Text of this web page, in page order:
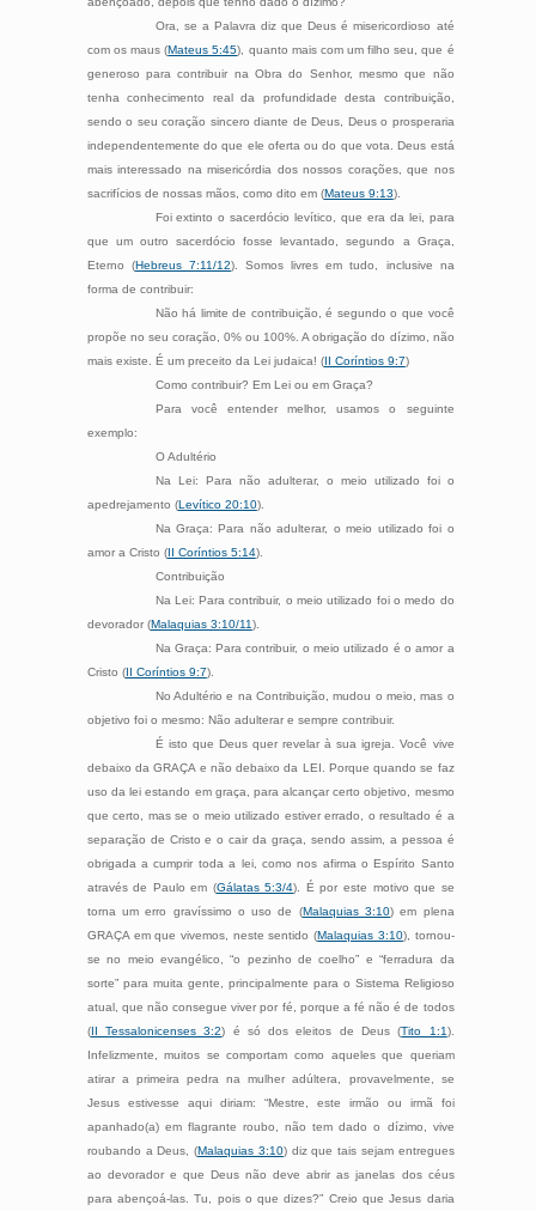
Ora, se a Palavra diz que Deus é misericordioso até
com os maus (Mateus 5:45), quanto mais com um filho seu, que é
generoso para contribuir na Obra do Senhor, mesmo que não
tenha conhecimento real da profundidade desta contribuição,
sendo o seu coração sincero diante de Deus, Deus o prosperaria
independentemente do que ele oferta ou do que vota. Deus está
mais interessado na misericórdia dos nossos corações, que nos
sacrifícios de nossas mãos, como dito em (Mateus 9:13).
Foi extinto o sacerdócio levítico, que era da lei, para
que um outro sacerdócio fosse levantado, segundo a Graça,
Eterno (Hebreus 7:11/12). Somos livres em tudo, inclusive na
forma de contribuir:
Não há limite de contribuição, é segundo o que você
propõe no seu coração, 0% ou 100%. A obrigação do dízimo, não
mais existe. É um preceito da Lei judaica! (II Coríntios 9:7)
Como contribuir? Em Lei ou em Graça?
Para você entender melhor, usamos o seguinte
exemplo:
O Adultério
Na Lei: Para não adulterar, o meio utilizado foi o
apedrejamento (Levítico 20:10).
Na Graça: Para não adulterar, o meio utilizado foi o
amor a Cristo (II Coríntios 5:14).
Contribuição
Na Lei: Para contribuir, o meio utilizado foi o medo do
devorador (Malaquias 3:10/11).
Na Graça: Para contribuir, o meio utilizado é o amor a
Cristo (II Coríntios 9:7).
No Adultério e na Contribuição, mudou o meio, mas o
objetivo foi o mesmo: Não adulterar e sempre contribuir.
É isto que Deus quer revelar à sua igreja. Você vive
debaixo da GRAÇA e não debaixo da LEI. Porque quando se faz
uso da lei estando em graça, para alcançar certo objetivo, mesmo
que certo, mas se o meio utilizado estiver errado, o resultado é a
separação de Cristo e o cair da graça, sendo assim, a pessoa é
obrigada a cumprir toda a lei, como nos afirma o Espírito Santo
através de Paulo em (Gálatas 5:3/4). É por este motivo que se
torna um erro gravíssimo o uso de (Malaquias 3:10) em plena
GRAÇA em que vivemos, neste sentido (Malaquias 3:10), tornou-
se no meio evangélico, “o pezinho de coelho” e “ferradura da
sorte” para muita gente, principalmente para o Sistema Religioso
atual, que não consegue viver por fé, porque a fé não é de todos
(II Tessalonicenses 3:2) é só dos eleitos de Deus (Tito 1:1).
Infelizmente, muitos se comportam como aqueles que queriam
atirar a primeira pedra na mulher adúltera, provavelmente, se
Jesus estivesse aqui diriam: “Mestre, este irmão ou irmã foi
apanhado(a) em flagrante roubo, não tem dado o dízimo, vive
roubando a Deus, (Malaquias 3:10) diz que tais sejam entregues
ao devorador e que Deus não deve abrir as janelas dos céus
para abençoá-las. Tu, pois o que dizes?” Creio que Jesus daria